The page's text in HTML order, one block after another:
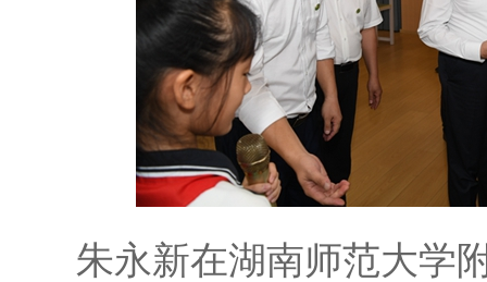
朱永新在湖南师范大学附